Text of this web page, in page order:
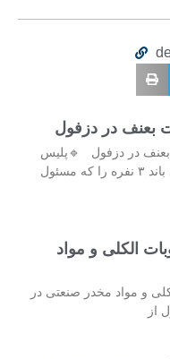
بعنف در دزفول
بعنف در دزفول 🔹پلیس
دزفول موفق شد یک باند ۳ نفره را که مسئول
الکلی و مواد
و مواد مخدر صنعتی در
از